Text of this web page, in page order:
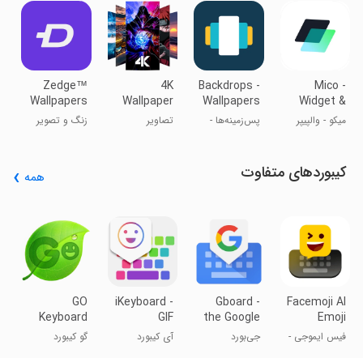
Mico -
Widget &
Live
Wallpaper
میکو - والپیپر
Backdrops -
Wallpapers
پس‌زمینه‌ها -
4K
Wallpaper
Expert
تصاویر
Zedge™
Wallpapers
&
Ringtones
زنگ و تصویر
کیبوردهای متفاوت همه
Facemoji AI
Emoji
Keyboard
فیس ایموجی -
Gboard -
the Google
Keyboard
جی‌بورد
iKeyboard -
GIF
keyboard,Funny
Emoji, FREE
آی کیبورد
GO
Keyboard
Lite - Emoji
keyboard,
گو کیبورد